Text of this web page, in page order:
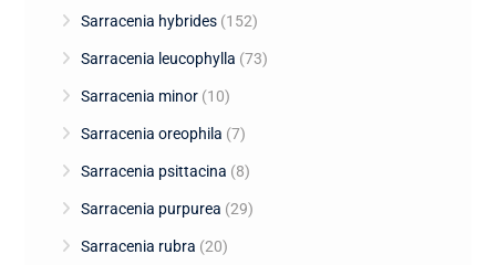
Sarracenia hybrides (152)
Sarracenia leucophylla (73)
Sarracenia minor (10)
Sarracenia oreophila (7)
Sarracenia psittacina (8)
Sarracenia purpurea (29)
Sarracenia rubra (20)